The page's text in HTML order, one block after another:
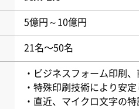
5億円～10億円
21名〜50名
・ビジネスフォーム印刷
・特殊印刷技術により安
・直近、マイクロ文字の